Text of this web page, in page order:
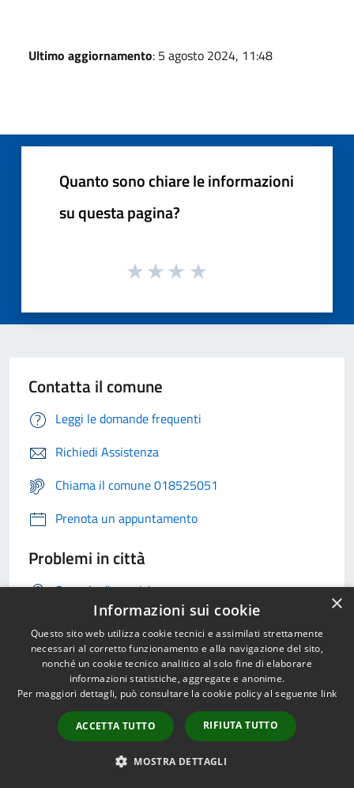
Ultimo aggiornamento: 5 agosto 2024, 11:48
Quanto sono chiare le informazioni
su questa pagina?
Contatta il comune
Leggi le domande frequenti
Richiedi Assistenza
Chiama il comune 018525051
Prenota un appuntamento
Problemi in città
Segnala disservizio ×
Informazioni sui cookie
Questo sito web utilizza cookie tecnici e assimilati strettamente
necessari al corretto funzionamento e alla navigazione del sito,
nonché un cookie tecnico analitico al solo fine di elaborare
informazioni statistiche, aggregate e anonime.
Per maggiori dettagli, può consultare la cookie policy al seguente link
ACCETTA TUTTO RIFIUTA TUTTO
MOSTRA DETTAGLI